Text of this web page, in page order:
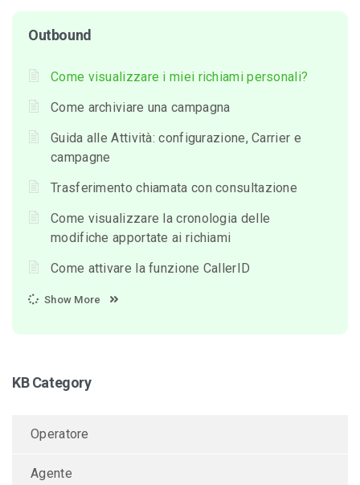
Outbound
Come visualizzare i miei richiami personali?
Come archiviare una campagna
Guida alle Attività: configurazione, Carrier e
campagne
Trasferimento chiamata con consultazione
Come visualizzare la cronologia delle
modifiche apportate ai richiami
Come attivare la funzione CallerID
Show More
KB Category
Operatore
Agente